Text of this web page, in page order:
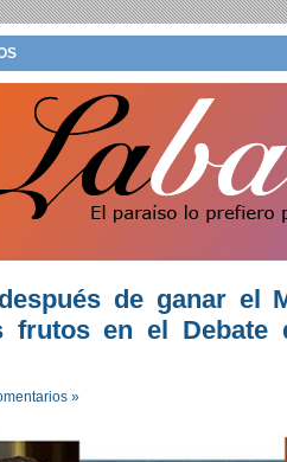
de ganar el
frutos en el Debate
»